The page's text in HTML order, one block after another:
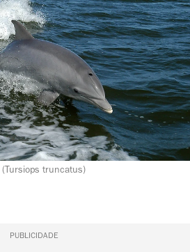
truncatus)
PUBLICIDADE